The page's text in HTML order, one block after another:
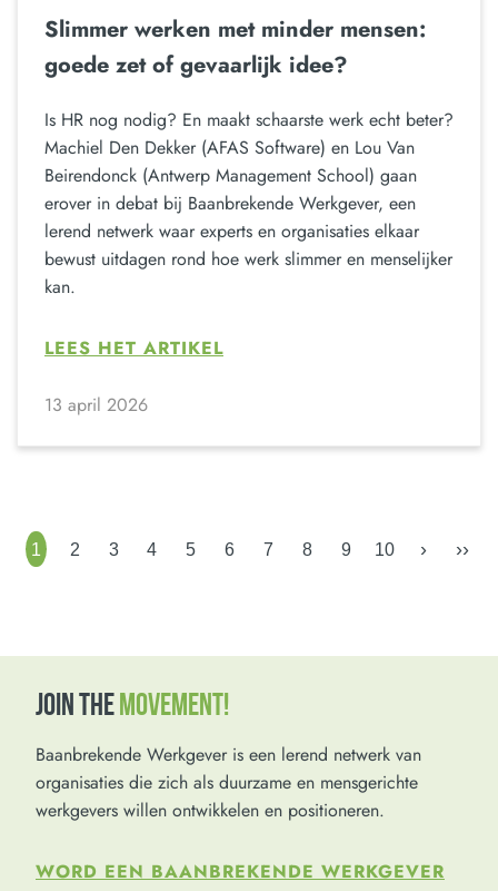
Slimmer werken met minder mensen:
goede zet of gevaarlijk idee?
Is HR nog nodig? En maakt schaarste werk echt beter?
Machiel Den Dekker (AFAS Software) en Lou Van
Beirendonck (Antwerp Management School) gaan
erover in debat bij Baanbrekende Werkgever, een
lerend netwerk waar experts en organisaties elkaar
bewust uitdagen rond hoe werk slimmer en menselijker
kan.
LEES HET ARTIKEL
13 april 2026
1 2 3 4 5 6 7 8 9 10 › ››
JOIN THEMOVEMENT!
Baanbrekende Werkgever is een lerend netwerk van
organisaties die zich als duurzame en mensgerichte
werkgevers willen ontwikkelen en positioneren.
WORD EEN BAANBREKENDE WERKGEVER